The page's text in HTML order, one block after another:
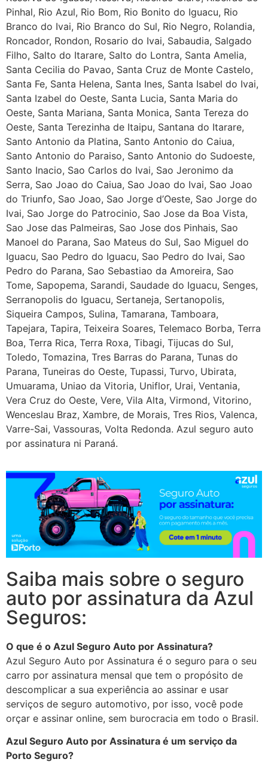
Pinhal, Rio Azul, Rio Bom, Rio Bonito do Iguacu, Rio
Branco do Ivai, Rio Branco do Sul, Rio Negro, Rolandia,
Roncador, Rondon, Rosario do Ivai, Sabaudia, Salgado
Filho, Salto do Itarare, Salto do Lontra, Santa Amelia,
Santa Cecilia do Pavao, Santa Cruz de Monte Castelo,
Santa Fe, Santa Helena, Santa Ines, Santa Isabel do Ivai,
Santa Izabel do Oeste, Santa Lucia, Santa Maria do
Oeste, Santa Mariana, Santa Monica, Santa Tereza do
Oeste, Santa Terezinha de Itaipu, Santana do Itarare,
Santo Antonio da Platina, Santo Antonio do Caiua,
Santo Antonio do Paraiso, Santo Antonio do Sudoeste,
Santo Inacio, Sao Carlos do Ivai, Sao Jeronimo da
Serra, Sao Joao do Caiua, Sao Joao do Ivai, Sao Joao
do Triunfo, Sao Joao, Sao Jorge d’Oeste, Sao Jorge do
Ivai, Sao Jorge do Patrocinio, Sao Jose da Boa Vista,
Sao Jose das Palmeiras, Sao Jose dos Pinhais, Sao
Manoel do Parana, Sao Mateus do Sul, Sao Miguel do
Iguacu, Sao Pedro do Iguacu, Sao Pedro do Ivai, Sao
Pedro do Parana, Sao Sebastiao da Amoreira, Sao
Tome, Sapopema, Sarandi, Saudade do Iguacu, Senges,
Serranopolis do Iguacu, Sertaneja, Sertanopolis,
Siqueira Campos, Sulina, Tamarana, Tamboara,
Tapejara, Tapira, Teixeira Soares, Telemaco Borba, Terra
Boa, Terra Rica, Terra Roxa, Tibagi, Tijucas do Sul,
Toledo, Tomazina, Tres Barras do Parana, Tunas do
Parana, Tuneiras do Oeste, Tupassi, Turvo, Ubirata,
Umuarama, Uniao da Vitoria, Uniflor, Urai, Ventania,
Vera Cruz do Oeste, Vere, Vila Alta, Virmond, Vitorino,
Wenceslau Braz, Xambre, de Morais, Tres Rios, Valenca,
Varre-Sai, Vassouras, Volta Redonda. Azul seguro auto
por assinatura ni Paraná.
Saiba mais sobre o seguro
auto por assinatura da Azul
Seguros:
O que é o Azul Seguro Auto por Assinatura?
Azul Seguro Auto por Assinatura é o seguro para o seu
carro por assinatura mensal que tem o propósito de
descomplicar a sua experiência ao assinar e usar
serviços de seguro automotivo, por isso, você pode
orçar e assinar online, sem burocracia em todo o Brasil.
Azul Seguro Auto por Assinatura é um serviço da
Porto Seguro?